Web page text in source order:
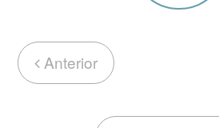
Anterior